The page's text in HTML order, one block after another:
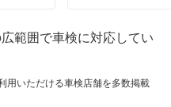
範囲で車検に対応してい
用いただける車検店舗を多数掲載